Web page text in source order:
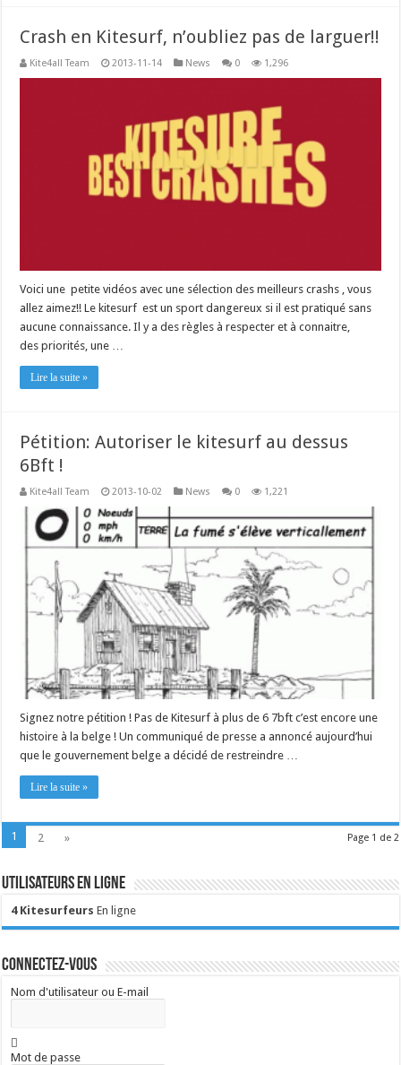
Crash en Kitesurf, n’oubliez pas de larguer!!
Kite4all Team 2013-11-14 News 0 1,296
Voici une petite vidéos avec une sélection des meilleurs crashs , vous
allez aimez!! Le kitesurf est un sport dangereux si il est pratiqué sans
aucune connaissance. Il y a des règles à respecter et à connaitre,
des priorités, une …
Lire la suite »
Pétition: Autoriser le kitesurf au dessus
6Bft !
Kite4all Team 2013-10-02 News 0 1,221
Signez notre pétition ! Pas de Kitesurf à plus de 6 7bft c’est encore une
histoire à la belge ! Un communiqué de presse a annoncé aujourd’hui
que le gouvernement belge a décidé de restreindre …
Lire la suite »
Page 1 de 2
1 2 »
Utilisateurs en ligne
4 Kitesurfeurs En ligne
Connectez-vous
Nom d'utilisateur ou E-mail
Mot de passe